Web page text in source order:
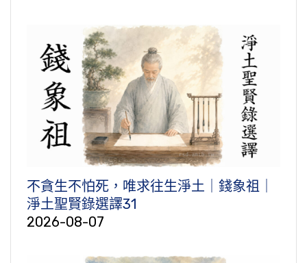
不貪生不怕死，唯求往生淨土｜錢象祖｜
淨土聖賢錄選譯31
2026-08-07